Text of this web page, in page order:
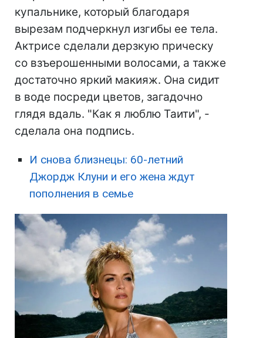
купальнике, который благодаря
вырезам подчеркнул изгибы ее тела.
Актрисе сделали дерзкую прическу
со взъерошенными волосами, а также
достаточно яркий макияж. Она сидит
в воде посреди цветов, загадочно
глядя вдаль. "Как я люблю Таити", -
сделала она подпись.
И снова близнецы: 60-летний
Джордж Клуни и его жена ждут
пополнения в семье